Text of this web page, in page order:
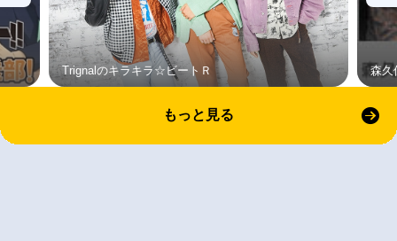
Trignalのキラキラ☆ビートＲ 森久
もっと見る